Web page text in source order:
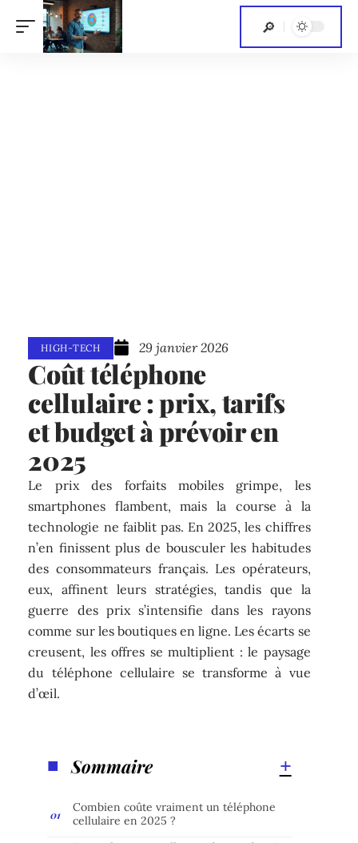
HIGH-TECH 29 janvier 2026
Coût téléphone
cellulaire : prix, tarifs
et budget à prévoir en
2025
Le prix des forfaits mobiles grimpe, les
smartphones flambent, mais la course à la
technologie ne faiblit pas. En 2025, les chiffres
n’en finissent plus de bousculer les habitudes
des consommateurs français. Les opérateurs,
eux, affinent leurs stratégies, tandis que la
guerre des prix s’intensifie dans les rayons
comme sur les boutiques en ligne. Les écarts se
creusent, les offres se multiplient : le paysage
du téléphone cellulaire se transforme à vue
d’œil.
Sommaire
Combien coûte vraiment un téléphone
cellulaire en 2025 ?